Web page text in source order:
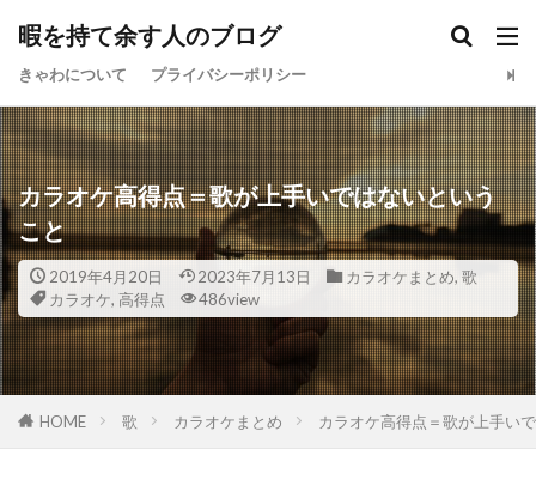
暇を持て余す人のブログ
きゃわについて プライバシーポリシー
カラオケ高得点＝歌が上手いではないという
こと
2019年4月20日 2023年7月13日 カラオケまとめ, 歌
カラオケ, 高得点 486view
HOME 歌 カラオケまとめ カラオケ高得点＝歌が上手い